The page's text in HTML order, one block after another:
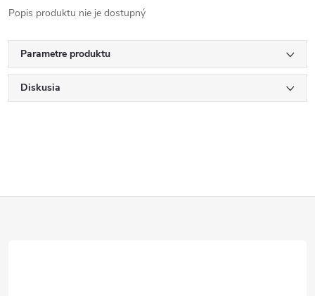
Popis produktu nie je dostupný
Parametre produktu
Diskusia